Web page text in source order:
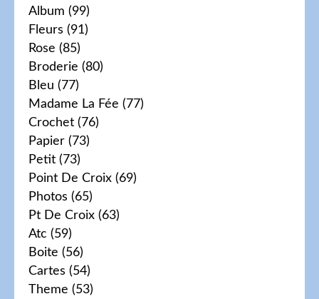
Album (99)
Fleurs (91)
Rose (85)
Broderie (80)
Bleu (77)
Madame La Fée (77)
Crochet (76)
Papier (73)
Petit (73)
Point De Croix (69)
Photos (65)
Pt De Croix (63)
Atc (59)
Boite (56)
Cartes (54)
Theme (53)